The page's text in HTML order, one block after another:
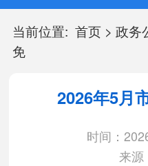
当前位置: 首页> 政务
免
2026年5月
时间：
来源